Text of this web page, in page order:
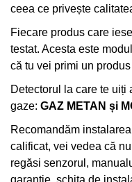
ceea ce privește
Fiecare produs care
testat. Acesta este
că tu vei primi un produs
Detectorul la care te uiți
gaze: GAZ METAN și
Recomandăm
calificat, vei vedea că
regăsi senzorul,